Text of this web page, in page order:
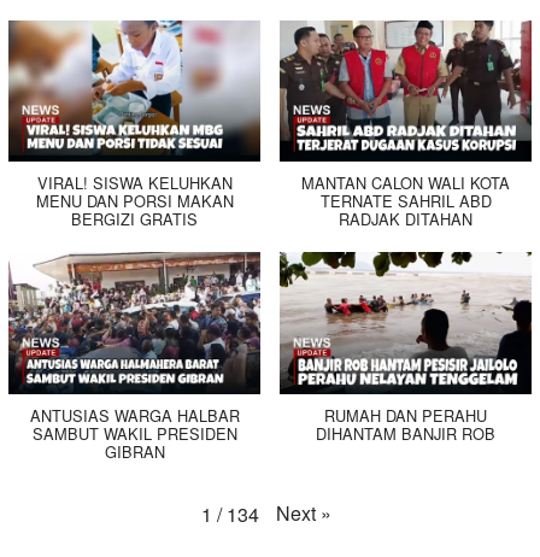
VIRAL! SISWA KELUHKAN
MENU DAN PORSI MAKAN
BERGIZI GRATIS
MANTAN CALON WALI KOTA
TERNATE SAHRIL ABD
RADJAK DITAHAN
ANTUSIAS WARGA HALBAR
SAMBUT WAKIL PRESIDEN
GIBRAN
RUMAH DAN PERAHU
DIHANTAM BANJIR ROB
1 / 134 Next »